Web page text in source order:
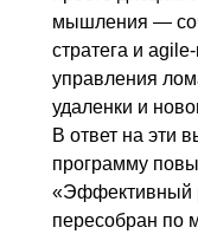
мышления —
стратега и
управления
удаленки и
В ответ на эти
программу
«Эффективный
пересобран по